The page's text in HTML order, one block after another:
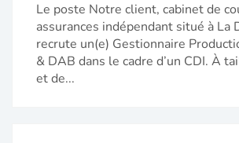
Le poste Notre client, cabinet de
assurances indépendant situé à La
recrute un(e) Gestionnaire
& DAB dans le cadre d’un CDI. À
et de...